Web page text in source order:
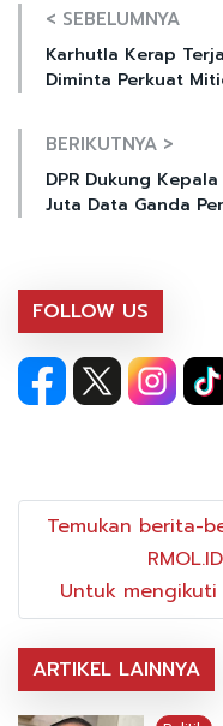
< SEBELUMNYA
Karhutla Kerap
Diminta Perkuat
BERIKUTNYA >
DPR Dukung
Juta Data Ganda
FOLLOW US
Temukan berita-
Untuk
ARTIKEL LAINNYA